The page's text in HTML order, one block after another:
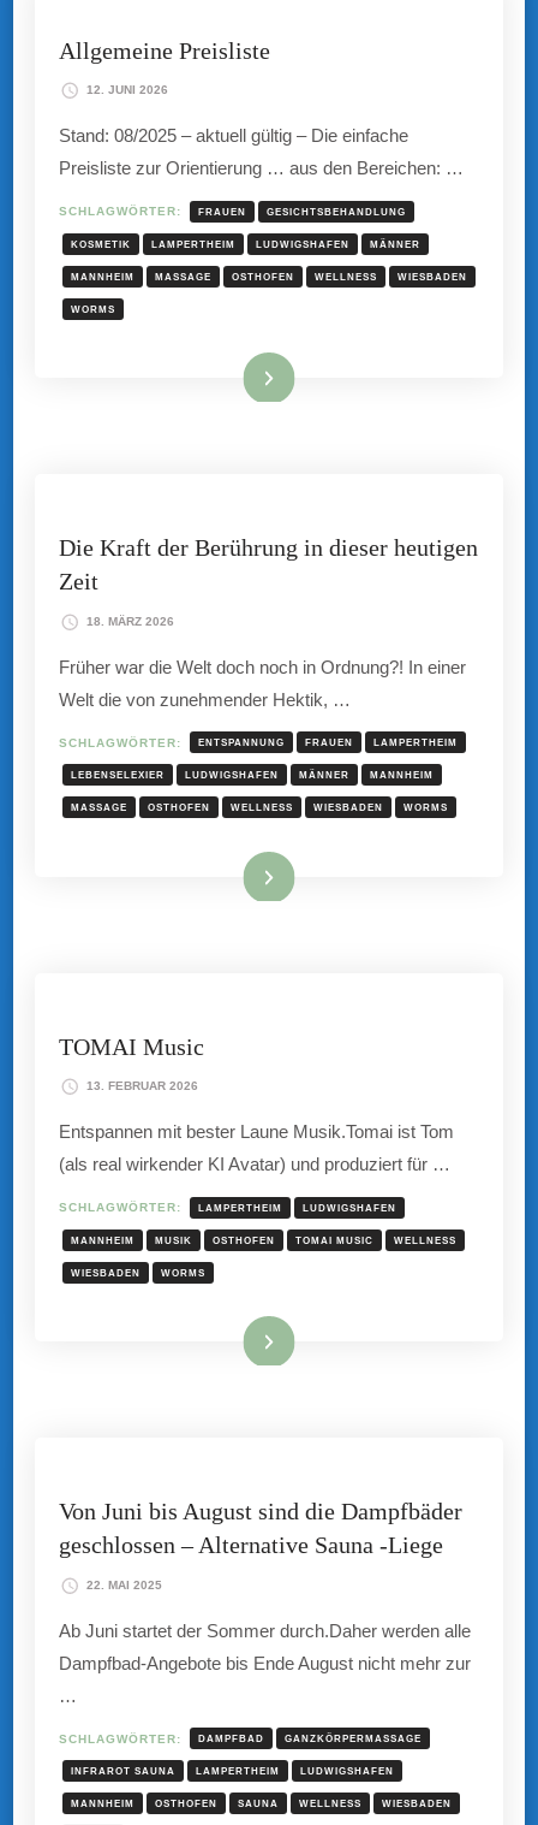
Allgemeine Preisliste
12. JUNI 2026
Stand: 08/2025 – aktuell gültig – Die einfache
Preisliste zur Orientierung … aus den Bereichen: …
SCHLAGWÖRTER: FRAUEN GESICHTSBEHANDLUNG
KOSMETIK LAMPERTHEIM LUDWIGSHAFEN MÄNNER
MANNHEIM MASSAGE OSTHOFEN WELLNESS WIESBADEN
WORMS
Mehr hier ...
Die Kraft der Berührung in dieser heutigen
Zeit
18. MÄRZ 2026
Früher war die Welt doch noch in Ordnung?! In einer
Welt die von zunehmender Hektik, …
SCHLAGWÖRTER: ENTSPANNUNG FRAUEN LAMPERTHEIM
LEBENSELEXIER LUDWIGSHAFEN MÄNNER MANNHEIM
MASSAGE OSTHOFEN WELLNESS WIESBADEN WORMS
Mehr hier ...
TOMAI Music
13. FEBRUAR 2026
Entspannen mit bester Laune Musik.Tomai ist Tom
(als real wirkender KI Avatar) und produziert für …
SCHLAGWÖRTER: LAMPERTHEIM LUDWIGSHAFEN
MANNHEIM MUSIK OSTHOFEN TOMAI MUSIC WELLNESS
WIESBADEN WORMS
Mehr hier ...
Von Juni bis August sind die Dampfbäder
geschlossen – Alternative Sauna -Liege
22. MAI 2025
Ab Juni startet der Sommer durch.Daher werden alle
Dampfbad-Angebote bis Ende August nicht mehr zur
…
SCHLAGWÖRTER: DAMPFBAD GANZKÖRPERMASSAGE
INFRAROT SAUNA LAMPERTHEIM LUDWIGSHAFEN
MANNHEIM OSTHOFEN SAUNA WELLNESS WIESBADEN